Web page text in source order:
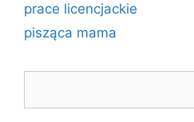
prace licencjackie
pisząca mama